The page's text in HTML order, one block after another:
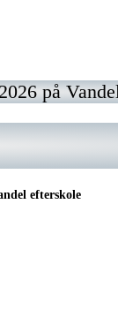
på
efterskole